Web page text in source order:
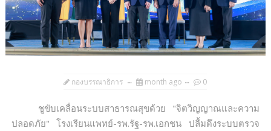
กองบรรณาธิการ month ago 0
ชูขับเคลื่อนระบบสาธารณสุขด้วย "จิตวิญญาณและความ
ปลอดภัย" โรงเรียนแพทย์-รพ.รัฐ-รพ.เอกชน ปลื้มดึงระบบตรวจ